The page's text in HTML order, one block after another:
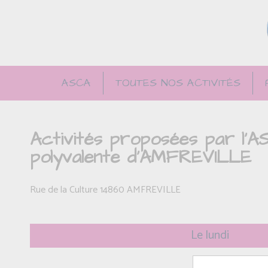
ASCA TOUTES NOS ACTIVITÉS
Activités proposées par
polyvalente d'AMFREVILLE
Rue de la Culture 14860 AMFREVILLE
Le lundi